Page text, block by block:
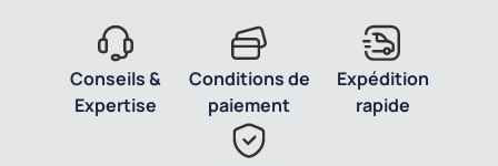
Conseils &
Expertise
Conditions de
paiement
Expédition
rapide